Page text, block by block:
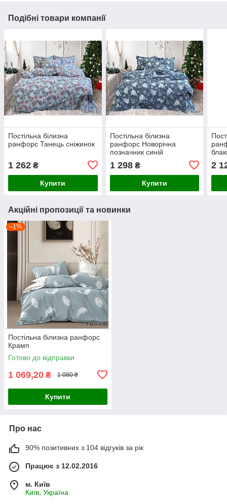
Подібні товари компанії
Постільна білизна
ранфорс Танець сніжинок
1 262 ₴
Купити
Постільна білизна
ранфорс Новорічна
позначник синій
1 298₴
Купити
2
Акційні пропозиції та новинки
–1%
Постільна білизна ранфорс
Крамп
Готово до відправки
1 069,20 ₴ 1 080 ₴
Купити
Про нас
90% позитивних з 104 відгуків за рік
Працює з 12.02.2016
м. Київ
Київ, Україна